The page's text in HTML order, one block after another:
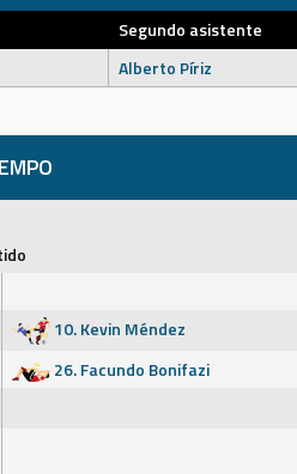
Segundo asistente
Alberto Píriz
10. Kevin Méndez
26. Facundo Bonifazi